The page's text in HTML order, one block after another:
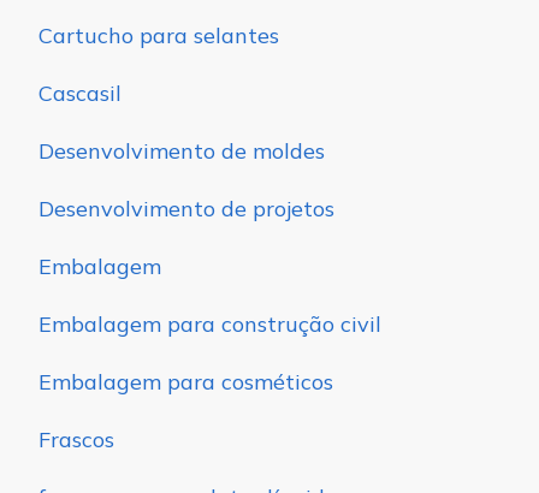
Cartucho para selantes
Cascasil
Desenvolvimento de moldes
Desenvolvimento de projetos
Embalagem
Embalagem para construção civil
Embalagem para cosméticos
Frascos